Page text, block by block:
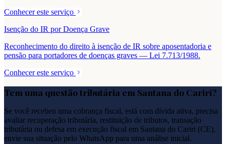
Conhecer este serviço
Isenção do IR por Doença Grave
Reconhecimento do direito à isenção de IR sobre aposentadoria e
pensão para portadores de doenças graves — Lei 7.713/1988.
Conhecer este serviço
Tem uma questão tributária em Santana do Cariri?
Se você recebeu uma cobrança fiscal, está com dívida ativa, precisa
avaliar recuperação tributária, restituição de tributos, transação
tributária ou defesa em execução fiscal em Santana do Cariri (CE),
envie sua situação pelo WhatsApp para uma análise inicial.